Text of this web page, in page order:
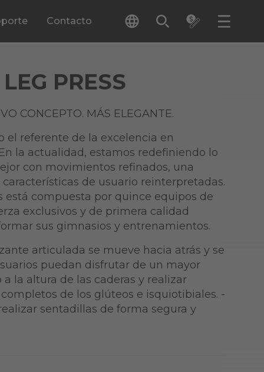
Contacto
PRESS
CONCEPTO. MÁS ELEGANTE.
el referente de la excelencia en
la actualidad, estamos redefiniendo lo
con movimientos refinados, una
de usuario reinterpretadas.
está compuesta por quince equipos de
exclusivos y de primera calidad
sus gimnasios y entrenamientos.
articulada se mueve hacia atrás y se
puedan disfrutar de un mayor
la altura de las caderas y realizar
de los glúteos e isquiotibiales. -
sentadillas de forma segura y